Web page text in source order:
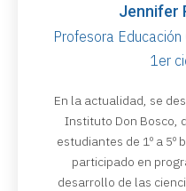
Jennifer
Profesora
1er
En la actualidad, se
Instituto Don Bosco,
estudiantes de 1º a 5º
participado en
desarrollo de las